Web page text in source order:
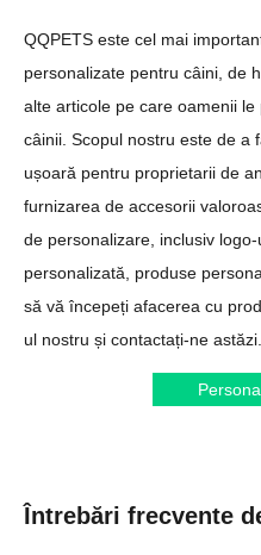
QQPETS este cel mai
personalizate pentru câini, de
alte articole pe care oamenii
câinii. Scopul nostru este de a
ușoară pentru proprietarii de
furnizarea de accesorii
de personalizare, inclusiv
personalizată, produse
să vă începeți afacerea cu
ul nostru și contactați-ne astăzi.
Întrebări frecvente